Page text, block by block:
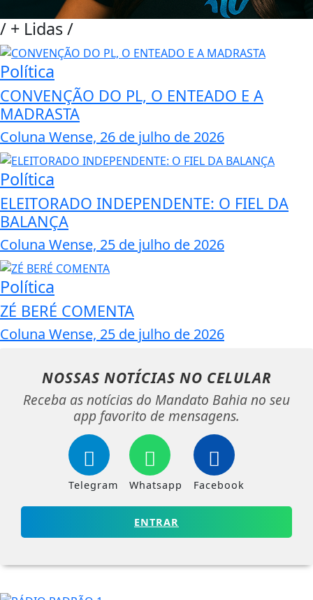
/ + Lidas/
Política
CONVENÇÃO DO PL, O ENTEADO E A
MADRASTA
Coluna Wense, 26 de julho de 2026
Política
ELEITORADO INDEPENDENTE: O FIEL DA
BALANÇA
Coluna Wense, 25 de julho de 2026
Política
ZÉ BERÉ COMENTA
Coluna Wense, 25 de julho de 2026
NOSSAS NOTÍCIAS NO CELULAR
Receba as notícias do Mandato Bahia no seu
app favorito de mensagens.
Telegram Whatsapp Facebook
ENTRAR